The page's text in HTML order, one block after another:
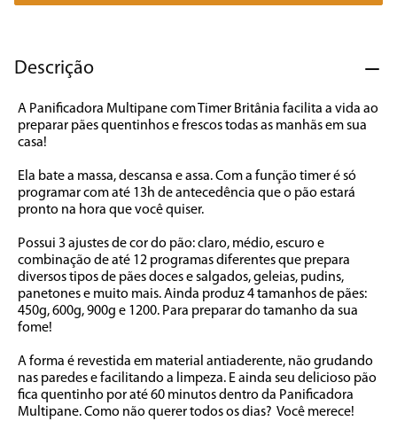
Descrição
A Panificadora Multipane com Timer Britânia facilita a vida ao
preparar pães quentinhos e frescos todas as manhãs em sua
casa!
Ela bate a massa, descansa e assa. Com a função timer é só
programar com até 13h de antecedência que o pão estará
pronto na hora que você quiser.
Possui 3 ajustes de cor do pão: claro, médio, escuro e
combinação de até 12 programas diferentes que prepara
diversos tipos de pães doces e salgados, geleias, pudins,
panetones e muito mais. Ainda produz 4 tamanhos de pães:
450g, 600g, 900g e 1200. Para preparar do tamanho da sua
fome!
A forma é revestida em material antiaderente, não grudando
nas paredes e facilitando a limpeza. E ainda seu delicioso pão
fica quentinho por até 60 minutos dentro da Panificadora
Multipane. Como não querer todos os dias?  Você merece!
7º caixa som
9º forno
10º ventilador